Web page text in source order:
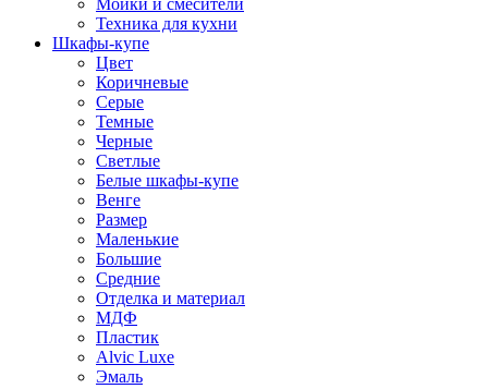
Мойки и смесители
Техника для кухни
Шкафы-купе
Цвет
Коричневые
Серые
Темные
Черные
Светлые
Белые шкафы-купе
Венге
Размер
Маленькие
Большие
Средние
Отделка и материал
МДФ
Пластик
Alvic Luxe
Эмаль